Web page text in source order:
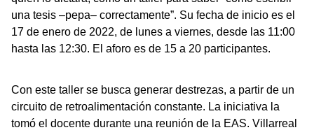
una tesis –pepa– correctamente”. Su fecha de inicio es el
17 de enero de 2022, de lunes a viernes, desde las 11:00
hasta las 12:30. El aforo es de 15 a 20 participantes.
Con este taller se busca generar destrezas, a partir de un
circuito de retroalimentación constante. La iniciativa la
tomó el docente durante una reunión de la EAS. Villarreal